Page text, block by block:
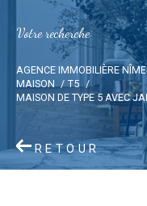
Votre recherche
AGENCE IMMOBILIÈRE
MAISON
T5
MAISON DE TYPE 5 AVEC
RETOUR